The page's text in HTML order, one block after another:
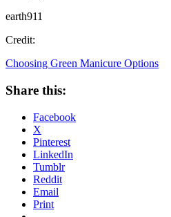
earth911
Credit:
Choosing Green Manicure Options
Share this:
Facebook
X
Pinterest
LinkedIn
Tumblr
Reddit
Email
Print